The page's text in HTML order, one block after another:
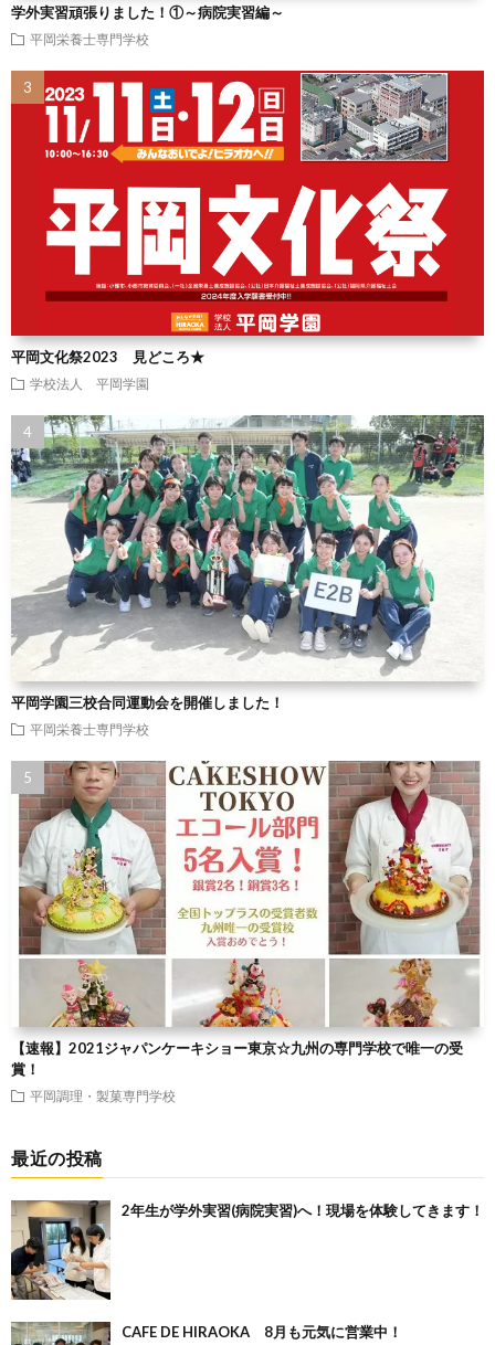
学外実習頑張りました！①～病院実習編～
平岡栄養士専門学校
平岡文化祭2023 見どころ★
学校法人 平岡学園
平岡学園三校合同運動会を開催しました！
平岡栄養士専門学校
【速報】2021ジャパンケーキショー東京☆九州の専門学校で唯一の受
賞！
平岡調理・製菓専門学校
最近の投稿
2年生が学外実習(病院実習)へ！現場を体験してきます！
CAFE DE HIRAOKA 8月も元気に営業中！